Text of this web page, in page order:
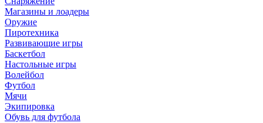
Магазины и лоадеры
Оружие
Пиротехника
Развивающие игры
Баскетбол
Настольные игры
Волейбол
Футбол
Мячи
Экипировка
Обувь для футбола